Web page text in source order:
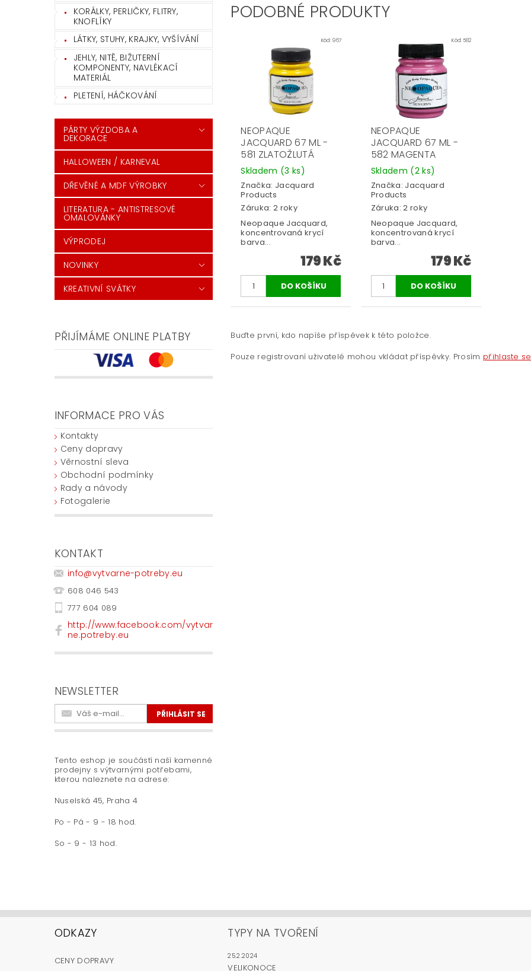
KORÁLKY, PERLIČKY, FLITRY,
KNOFLÍKY
LÁTKY, STUHY, KRAJKY, VYŠÍVÁNÍ
JEHLY, NITĚ, BIŽUTERNÍ
KOMPONENTY, NAVLÉKACÍ
MATERIÁL
PLETENÍ, HÁČKOVÁNÍ
PÁRTY VÝZDOBA A
DEKORACE
HALLOWEEN / KARNEVAL
DŘEVĚNÉ A MDF VÝROBKY
LITERATURA - ANTISTRESOVÉ
OMALOVÁNKY
VÝPRODEJ
NOVINKY
KREATIVNÍ SVÁTKY
PŘIJÍMÁME ONLINE PLATBY
INFORMACE PRO VÁS
Kontakty
Ceny dopravy
Věrnostní sleva
Obchodní podmínky
Rady a návody
Fotogalerie
KONTAKT
info@vytvarne-potreby.eu
608 046 543
777 604 089
http://www.facebook.com/vytvar
ne.potreby.eu
NEWSLETTER
Tento eshop je součástí naší kamenné
prodejny s výtvarnými potřebami,
kterou naleznete na adrese:
Nuselská 45, Praha 4
Po - Pá - 9 - 18 hod.
So - 9 - 13 hod.
PODOBNÉ PRODUKTY
Kód:967
NEOPAQUE
JACQUARD 67 ML -
581 ZLATOŽLUTÁ
Skladem (3 ks)
Značka: Jacquard
Products
Záruka: 2 roky
Neopaque Jacquard,
koncentrovaná krycí
barva...
179 Kč
Kód: 582
NEOPAQUE
JACQUARD 67 ML -
582 MAGENTA
Skladem (2 ks)
Značka: Jacquard
Products
Záruka: 2 roky
Neopaque Jacquard,
koncentrovaná krycí
barva...
179 Kč
Buďte první, kdo napíše příspěvek k této položce.
Pouze registrovaní uživatelé mohou vkládat příspěvky. Prosím přihlaste se
ODKAZY
CENY DOPRAVY
TYPY NA TVOŘENÍ
25.2.2024
VELIKONOCE